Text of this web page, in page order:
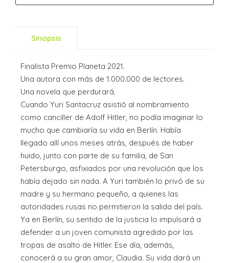
Sinopsis
Finalista Premio Planeta 2021.
Una autora con más de 1.000.000 de lectores.
Una novela que perdurará.
Cuando Yuri Santacruz asistió al nombramiento
como canciller de Adolf Hitler, no podía imaginar lo
mucho que cambiaría su vida en Berlín. Había
llegado allí unos meses atrás, después de haber
huido, junto con parte de su familia, de San
Petersburgo, asfixiados por una revolución que los
había dejado sin nada. A Yuri también lo privó de su
madre y su hermano pequeño, a quienes las
autoridades rusas no permitieron la salida del país.
Ya en Berlín, su sentido de la justicia lo impulsará a
defender a un joven comunista agredido por las
tropas de asalto de Hitler. Ese día, además,
conocerá a su gran amor, Claudia. Su vida dará un